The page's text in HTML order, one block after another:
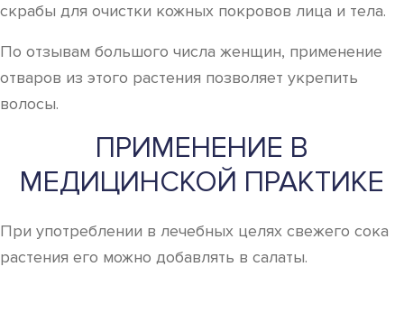
скрабы для очистки кожных покровов лица и тела.
По отзывам большого числа женщин, применение
отваров из этого растения позволяет укрепить
волосы.
ПРИМЕНЕНИЕ В
МЕДИЦИНСКОЙ ПРАКТИКЕ
При употреблении в лечебных целях свежего сока
растения его можно добавлять в салаты.